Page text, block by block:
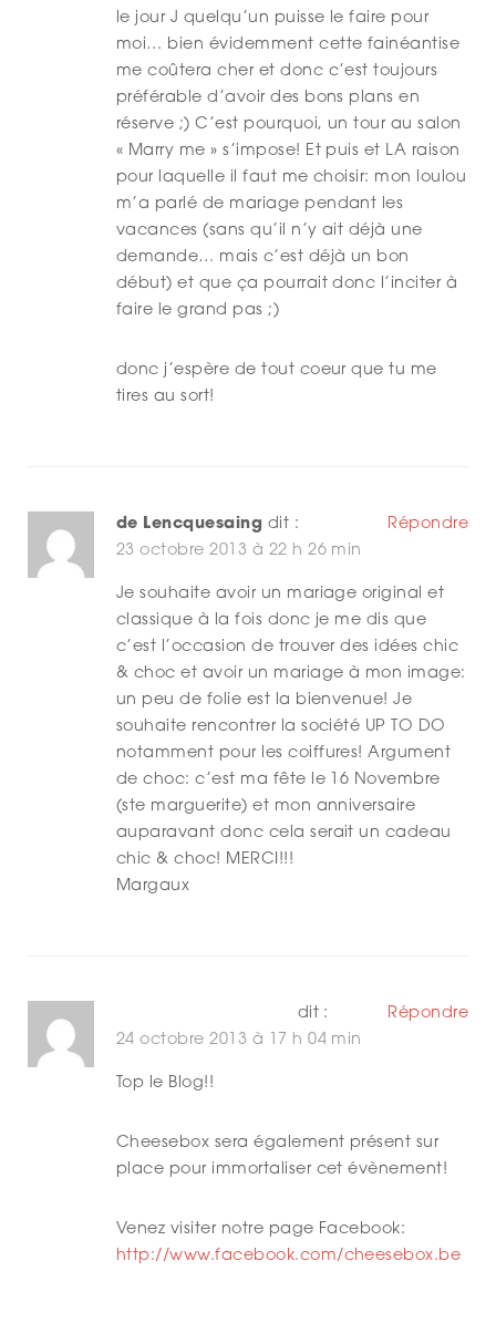
le jour J quelqu’un puisse le faire pour
moi… bien évidemment cette fainéantise
me coûtera cher et donc c’est toujours
préférable d’avoir des bons plans en
réserve ;) C’est pourquoi, un tour au salon
« Marry me » s’impose! Et puis et LA raison
pour laquelle il faut me choisir: mon loulou
m’a parlé de mariage pendant les
vacances (sans qu’il n’y ait déjà une
demande… mais c’est déjà un bon
début) et que ça pourrait donc l’inciter à
faire le grand pas ;)
donc j’espère de tout coeur que tu me
tires au sort!
de Lencquesaing dit :
23 octobre 2013 à 22 h 26 min
Je souhaite avoir un mariage original et
classique à la fois donc je me dis que
c’est l’occasion de trouver des idées chic
& choc et avoir un mariage à mon image:
un peu de folie est la bienvenue! Je
souhaite rencontrer la société UP TO DO
notamment pour les coiffures! Argument
de choc: c’est ma fête le 16 Novembre
(ste marguerite) et mon anniversaire
auparavant donc cela serait un cadeau
chic & choc! MERCI!!!
Margaux
Répondre
dit :
24 octobre 2013 à 17 h 04 min
Top le Blog!!
Cheesebox sera également présent sur
place pour immortaliser cet évènement!
Venez visiter notre page Facebook:
http://www.facebook.com/cheesebox.be
Répondre